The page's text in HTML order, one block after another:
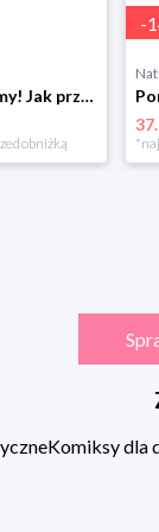
Już się nie rozumiemy! Jak przeżyć czas trzaskających drzwi Esprit
obniżką
-
Komiksy dla